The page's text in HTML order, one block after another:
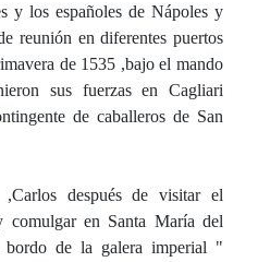
y los españoles de Nápoles y
reunión en diferentes puertos
de 1535 ,bajo el mando
sus fuerzas en Cagliari
de caballeros de San
después de visitar el
comulgar en Santa María del
de la galera imperial "